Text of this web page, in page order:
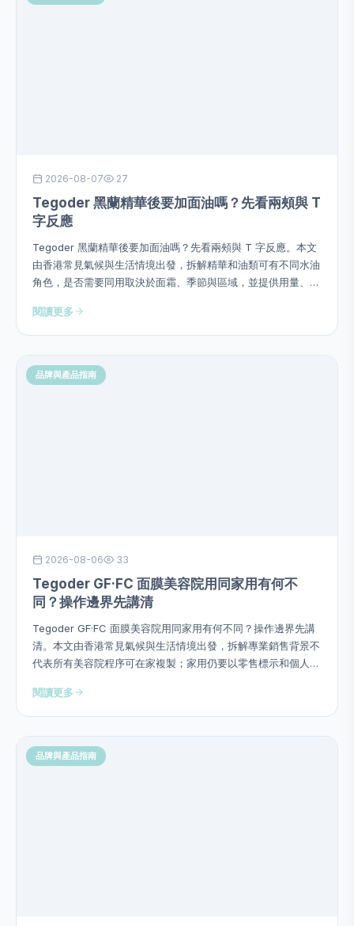
2026-08-07 27
Tegoder 黑蘭精華後要加面油嗎？先看兩頰與 T
字反應
Tegoder 黑蘭精華後要加面油嗎？先看兩頰與 T 字反應。本文
由香港常見氣候與生活情境出發，拆解精華和油類可有不同水油
角色，是否需要同用取決於面霜、季節與區域，並提供用量、次
功效承諾。
閱讀更多
品牌與產品指南
2026-08-06 33
Tegoder GF·FC 面膜美容院用同家用有何不
同？操作邊界先講清
Tegoder GF·FC 面膜美容院用同家用有何不同？操作邊界先講
清。本文由香港常見氣候與生活情境出發，拆解專業銷售背景不
代表所有美容院程序可在家複製；家用仍要以零售標示和個人耐
法，避免硬塞成分或作過度功效承諾。
閱讀更多
品牌與產品指南